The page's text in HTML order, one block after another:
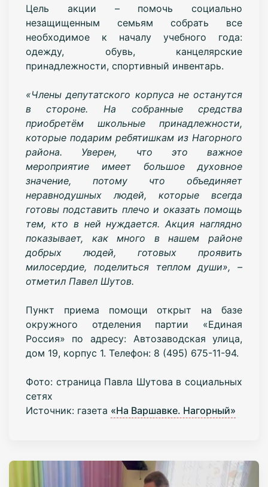
Цель акции – помочь социально
незащищенным семьям собрать все
необходимое к началу учебного года:
одежду, обувь, канцелярские
принадлежности, спортивный инвентарь.
«Члены депутатского корпуса не останутся
в стороне. На собранные средства
приобретём школьные принадлежности,
которые подарим ребятишкам из Нагорного
района. Уверен, что это важное
мероприятие имеет большое духовное
значение, потому что объединяет
неравнодушных людей, которые всегда
готовы подставить плечо и оказать помощь
тем, кто в ней нуждается. Акция наглядно
показывает, как много в нашем районе
добрых людей, готовых проявить
милосердие, поделиться теплом души», –
отметил Павел Шутов.
Пункт приема помощи открыт на базе
окружного отделения партии «Единая
Россия» по адресу: Автозаводская улица,
дом 19, корпус 1. Телефон: 8 (495) 675-11-94.
Фото: страница Павла Шутова в социальных
сетях
Источник: газета «На Варшавке. Нагорный»